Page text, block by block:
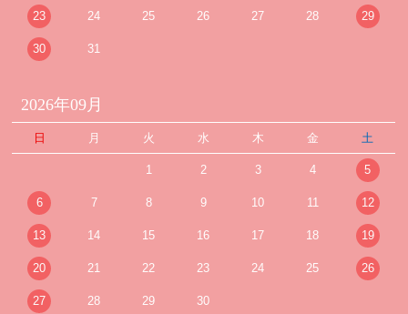
23 24 25 26 27 28 29
30 31
2026年09月
日 月 火 水 木 金 土
1 2 3 4 5
6 7 8 9 10 11 12
13 14 15 16 17 18 19
20 21 22 23 24 25 26
27 28 29 30